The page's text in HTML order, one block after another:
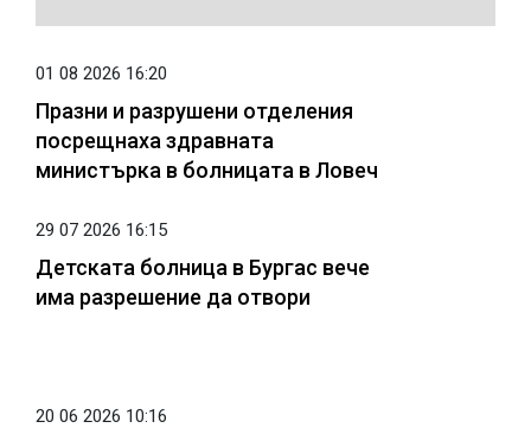
01 08 2026 16:20
Празни и разрушени отделения
посрещнаха здравната
министърка в болницата в Ловеч
29 07 2026 16:15
Детската болница в Бургас вече
има разрешение да отвори
20 06 2026 10:16